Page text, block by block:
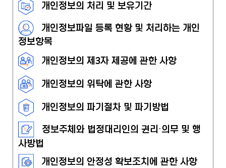
개인정보의 처리 및 보유기간
개인정보파일 등록 현황 및 처리하는 개인
정보항목
개인정보의 제3자 제공에 관한 사항
개인정보의 위탁에 관한 사항
개인정보의 파기절차 및 파기방법
정보주체와 법정대리인의 권리·의무 및 행
사방법
개인정보의 안정성 확보조치에 관한 사항